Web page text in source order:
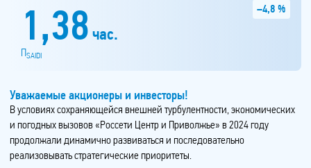
1,38 –4,8 %
час.
ПSAIDI
Уважаемые акционеры и инвесторы!
В условиях сохраняющейся внешней турбулентности, экономических
и погодных вызовов «Россети Центр и Приволжье» в 2024 году
продолжали динамично развиваться и последовательно
реализовывать стратегические приоритеты.